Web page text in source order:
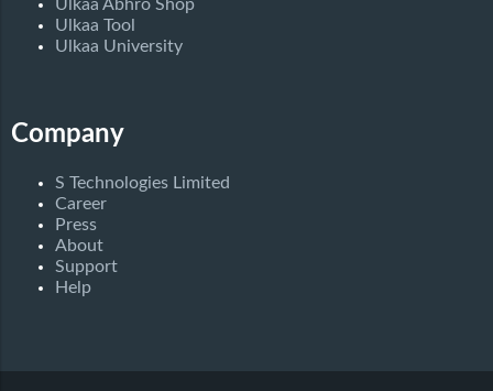
Ulkaa Abhro Shop
Ulkaa Tool
Ulkaa University
Company
S Technologies Limited
Career
Press
About
Support
Help